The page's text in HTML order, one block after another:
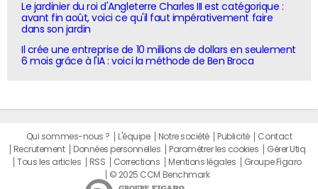
Le jardinier du roi d'Angleterre Charles III est catégorique :
avant fin août, voici ce qu'il faut impérativement faire
dans son jardin
Il crée une entreprise de 10 millions de dollars en seulement
6 mois grâce à l'IA : voici la méthode de Ben Broca
Qui sommes-nous ? L'équipe Notre société Publicité
Contact
Recrutement
Données personnelles Paramétrer les cookies
Gérer Utiq
Tous les articles
RSS Corrections Mentions légales
Groupe Figaro
© 2025 CCM Benchmark